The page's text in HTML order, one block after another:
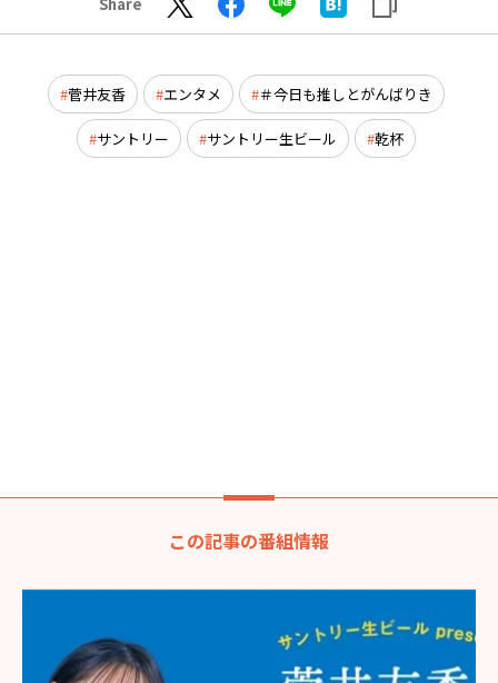
菅井友香 エンタメ ＃今日も推しとがんばりき
サントリー サントリー生ビール 乾杯
この記事の番組情報